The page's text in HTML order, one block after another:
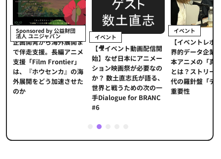
Sponsored by 公益財団
法人 ユニジャパン
企画開発から海外展開ま
で伴走支援。長編アニメ
支援「Film Frontier」
は、『ホウセンカ』の海
外展開をどう加速させた
のか
イベント
【🎥イベント動画配信開
始】なぜ日本にアニメー
ション映画祭が必要なの
か？ 数土直志氏が語る、
世界と戦うための次の一
手Dialogue for BRANC
#6
イベント
【イベントレポ
界的データ企業
本アニメの「真
とは？ストリー
代の羅針盤「デ
重要性
2